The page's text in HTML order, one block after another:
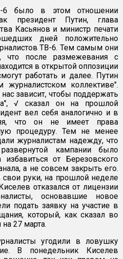
6 было в этом отношении
президент Путин, глава
Касьянов и министр печати
дней положительно
ТВ-6. Тем самым они
что после размежевания с
в открытой оппозиции
работать и далее. Путин
журналистском коллективе".
зависит, чтобы поддержать
√ сказал он на прошлой
вел себя аналогично и в
что он не имеет права
процедуру. Тем не менее
журналистам надежду, что
кампании было
избавиться от Березовского
а не совсем закрыть его.
руки, на прошлой неделе
отказался от лицензии
основавшие новое
подать заявку на участие в
который, как сказал во
27 марта.
угодили в ловушку
В понедельник Киселев